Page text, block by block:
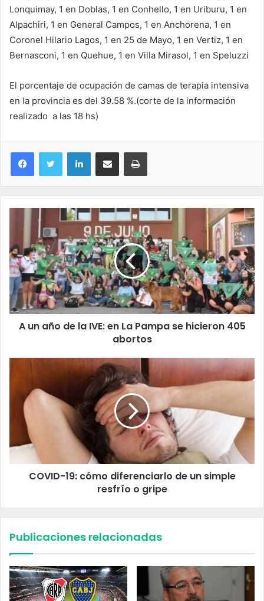
Lonquimay, 1 en Doblas, 1 en Conhello, 1 en Uriburu, 1 en
Alpachiri, 1 en General Campos, 1 en Anchorena, 1 en
Coronel Hilario Lagos, 1 en 25 de Mayo, 1 en Vertiz, 1 en
Bernasconi, 1 en Quehue, 1 en Villa Mirasol, 1 en Speluzzi
El porcentaje de ocupación de camas de terapia intensiva
en la provincia es del 39.58 %.(corte de la información
realizado a las 18 hs)
LinkedInCompartir por correo electrónicoImprimir
A un año de la IVE: en La Pampa se hicieron 405
abortos
COVID-19: cómo diferenciarlo de un simple
resfrío o gripe
Publicaciones relacionadas